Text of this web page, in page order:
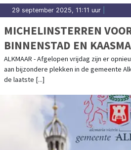
29 september 2025, 11:11 uur
MICHELINSTERREN
BINNENSTAD EN
INTERNATIONAAL
ALKMAARS TROTS
ALKMAAR - Afgelopen vrijdag zijn er
aan bijzondere plekken in de gemeente
de laatste [...]